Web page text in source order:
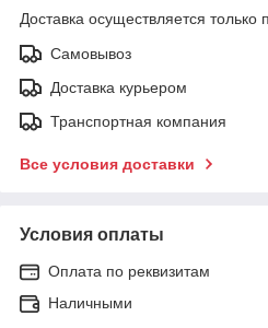
Доставка осуществляется только
Самовывоз
Доставка курьером
Транспортная компания
Все условия доставки
Условия оплаты
Оплата по реквизитам
Наличными